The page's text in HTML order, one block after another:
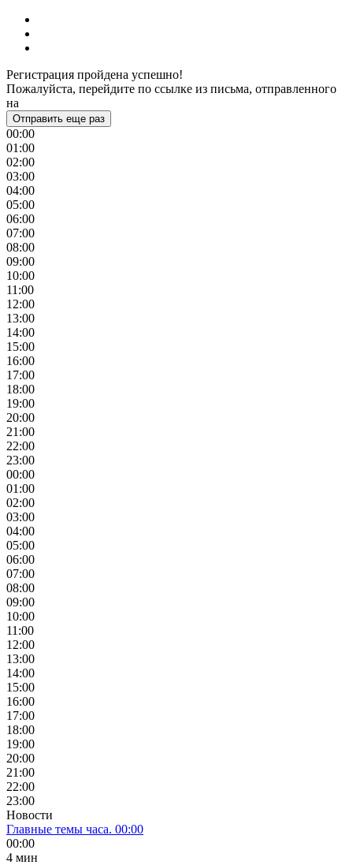
Регистрация пройдена успешно!
Пожалуйста, перейдите по ссылке из письма, отправленного
на
Отправить еще раз
00:00
01:00
02:00
03:00
04:00
05:00
06:00
07:00
08:00
09:00
10:00
11:00
12:00
13:00
14:00
15:00
16:00
17:00
18:00
19:00
20:00
21:00
22:00
23:00
00:00
01:00
02:00
03:00
04:00
05:00
06:00
07:00
08:00
09:00
10:00
11:00
12:00
13:00
14:00
15:00
16:00
17:00
18:00
19:00
20:00
21:00
22:00
23:00
Новости
Главные темы часа. 00:00
00:00
4 мин